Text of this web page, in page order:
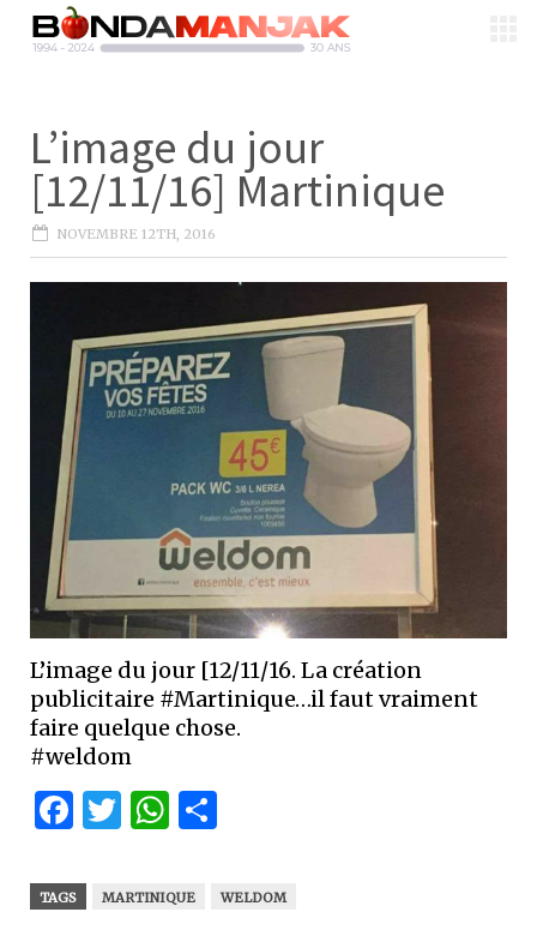
L’image du jour
[12/11/16] Martinique
NOVEMBRE 12TH, 2016
L’image du jour [12/11/16. La création
publicitaire #Martinique…il faut vraiment
faire quelque chose.
#weldom
Facebook
Twitter
WhatsApp
TAGS MARTINIQUE WELDOM